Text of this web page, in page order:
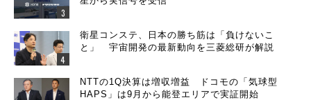
衛星コンステ、日本の勝ち筋は「負けないこ
と」 宇宙開発の最新動向を三菱総研が解説
NTTの1Q決算は増収増益 ドコモの「気球型
HAPS」は9月から能登エリアで実証開始